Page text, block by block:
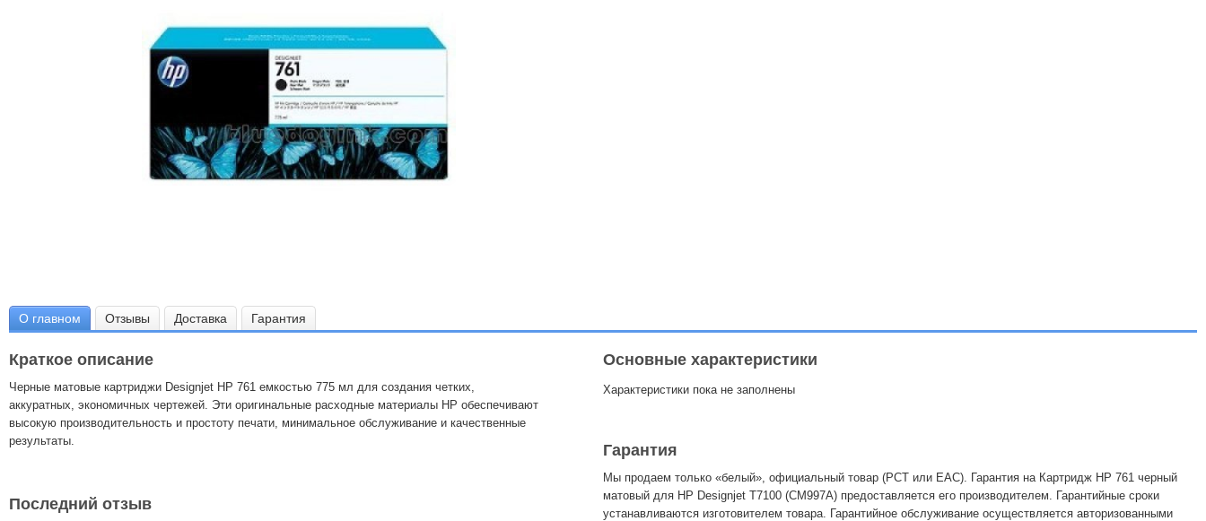
О главном Отзывы Доставка Гарантия
Краткое описание
Черные матовые картриджи Designjet HP 761 емкостью 775 мл для создания четких,
аккуратных, экономичных чертежей. Эти оригинальные расходные материалы HP обеспечивают
высокую производительность и простоту печати, минимальное обслуживание и качественные
результаты.
Последний отзыв
Основные характеристики
Характеристики пока не заполнены
Гарантия
Мы продаем только «белый», официальный товар (РСТ или EAC). Гарантия на Картридж HP 761 черный
матовый для HP Designjet T7100 (CM997A) предоставляется его производителем. Гарантийные сроки
устанавливаются изготовителем товара. Гарантийное обслуживание осуществляется авторизованными